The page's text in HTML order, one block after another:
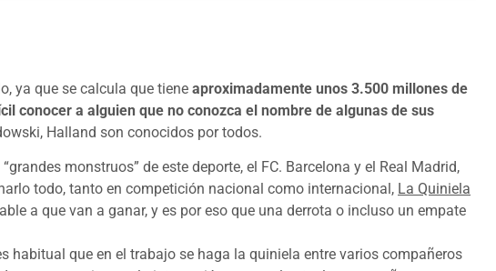
ya que se calcula que tiene aproximadamente unos 3.500 millones de
conocer a alguien que no conozca el nombre de algunas de sus
Halland son conocidos por todos.
monstruos” de este deporte, el FC. Barcelona y el Real Madrid,
todo, tanto en competición nacional como internacional, La Quiniela
a que van a ganar, y es por eso que una derrota o incluso un empate
habitual que en el trabajo se haga la quiniela entre varios compañeros